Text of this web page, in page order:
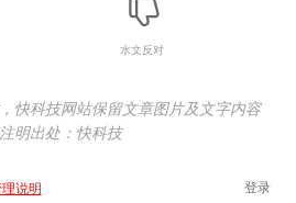
水文反对
快科技网站保留文章图片及文字内容
明出处：快科技
说明 登录